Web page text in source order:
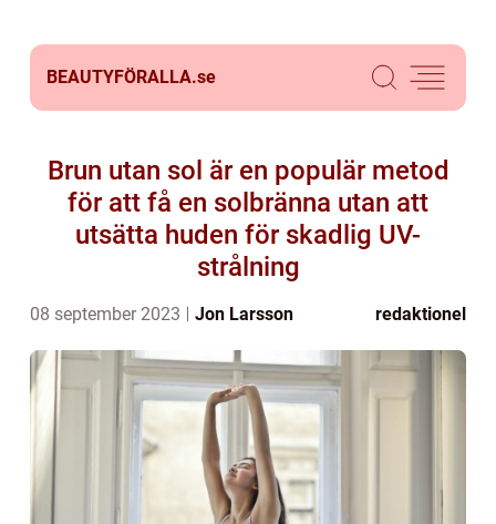
BEAUTYFÖRALLA.se
Brun utan sol är en populär metod
för att få en solbränna utan att
utsätta huden för skadlig UV-
strålning
08 september 2023 Jon Larsson redaktionel